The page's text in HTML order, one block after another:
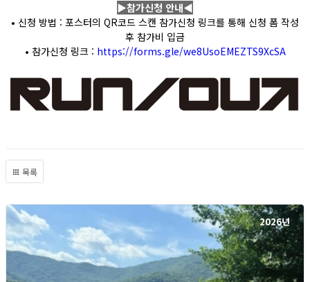
▶참가신청 안내◀
• 신청 방법 : 포스터의 QR코드 스캔 참가신청 링크를 통해 신청 폼 작성
후 참가비 입금
• 참가신청 링크 : https://forms.gle/we8UsoEMEZTS9XcSA
목록
2026년